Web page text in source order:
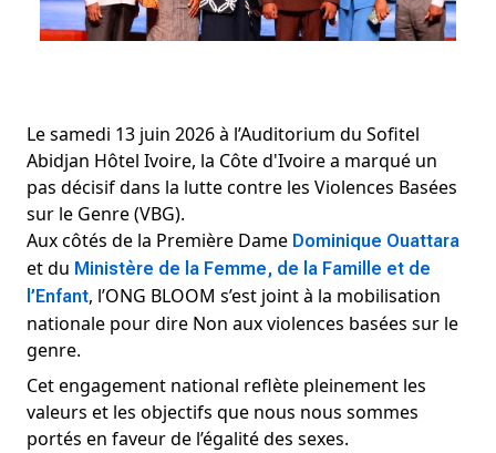
Le samedi 13 juin 2026 à l’Auditorium du Sofitel
Abidjan Hôtel Ivoire, la Côte d'Ivoire a marqué un
pas décisif dans la lutte contre les Violences Basées
sur le Genre (VBG).
Aux côtés de la Première Dame Dominique Ouattara
et du Ministère de la Femme, de la Famille et de
l’Enfant, l’ONG BLOOM s’est joint à la mobilisation
nationale pour dire Non aux violences basées sur le
genre.
Cet engagement national reflète pleinement les
valeurs et les objectifs que nous nous sommes
portés en faveur de l’égalité des sexes.